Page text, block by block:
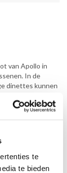
te
te bieden
van Apollo in
In de
dinettes kunnen
worden
grote camper